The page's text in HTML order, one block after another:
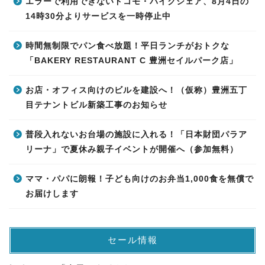
14時30分よりサービスを一時停止中
時間無制限でパン食べ放題！平日ランチがおトクな
「BAKERY RESTAURANT C 豊洲セイルパーク店」
お店・オフィス向けのビルを建設へ！（仮称）豊洲五丁
目テナントビル新築工事のお知らせ
普段入れないお台場の施設に入れる！「日本財団パラア
リーナ」で夏休み親子イベントが開催へ（参加無料）
ママ・パパに朗報！子ども向けのお弁当1,000食を無償で
お届けします
セール情報